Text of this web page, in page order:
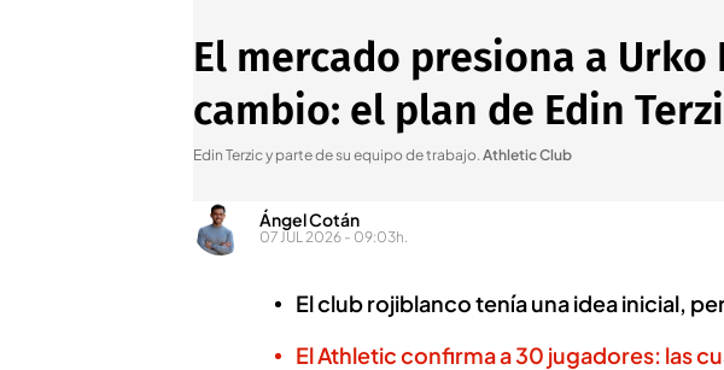
El mercado presiona a
cambio: el plan de Edin
Edin Terzic y parte de su equipo de trabajo.Athletic Club
Ángel Cotán
07 JUL 2026 - 09:03h.
El club rojiblanco tenía una idea inicial,
El Athletic confirma a 30 jugadores: las